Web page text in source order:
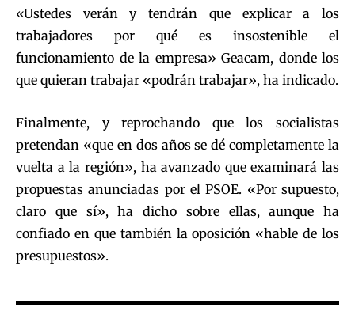
«Ustedes verán y tendrán que explicar a los
trabajadores por qué es insostenible el
funcionamiento de la empresa» Geacam, donde los
que quieran trabajar «podrán trabajar», ha indicado.
Finalmente, y reprochando que los socialistas
pretendan «que en dos años se dé completamente la
vuelta a la región», ha avanzado que examinará las
propuestas anunciadas por el PSOE. «Por supuesto,
claro que sí», ha dicho sobre ellas, aunque ha
confiado en que también la oposición «hable de los
presupuestos».